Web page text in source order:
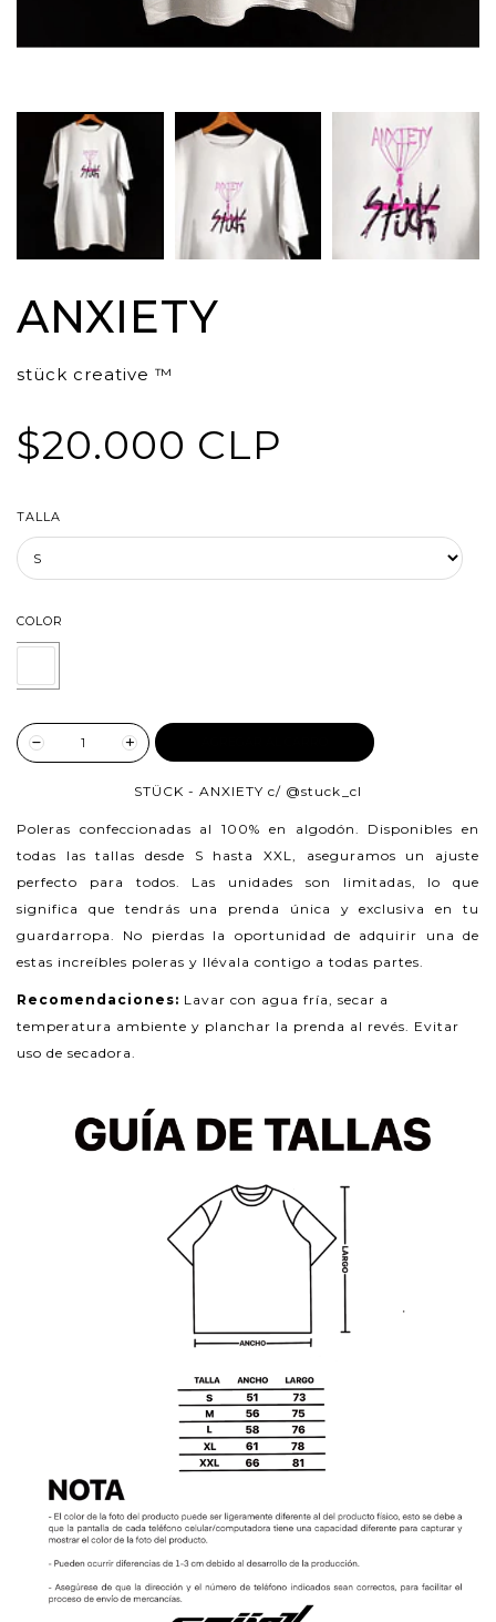
ANXIETY
stück creative ™
$20.000 CLP
TALLA
COLOR
STÜCK - ANXIETY c/ @stuck_cl
Poleras confeccionadas al 100% en algodón. Disponibles en
todas las tallas desde S hasta XXL, aseguramos un ajuste
perfecto para todos. Las unidades son limitadas, lo que
significa que tendrás una prenda única y exclusiva en tu
guardarropa. No pierdas la oportunidad de adquirir una de
estas increíbles poleras y llévala contigo a todas partes.
Recomendaciones: Lavar con agua fría, secar a
temperatura ambiente y planchar la prenda al revés. Evitar
uso de secadora.